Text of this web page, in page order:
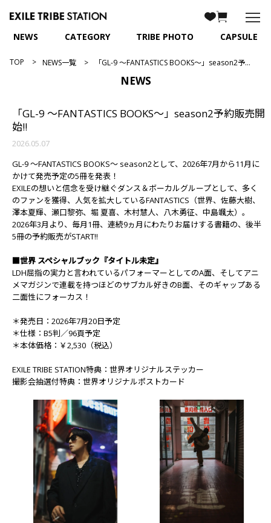
NEWS CATEGORY TRIBE PHOTO CAPSULE
TOP NEWS一覧 「GL-9 ～FANTASTICS BOOKS～」season2予約販売開始!!
NEWS
「GL-9 ～FANTASTICS BOOKS～」season2予約販売開
始!!
2026.05.07
GL-9 ～FANTASTICS BOOKS～ season2として、2026年7月から11月に
かけて発売予定の5冊を発表！
EXILEの想いと信念を受け継ぐダンス＆ボーカルグループとして、多く
のファンを獲得、人気を拡大しているFANTASTICS（世界、佐藤大樹、
澤本夏輝、瀬口黎弥、堀 夏喜、木村慧人、八木勇征、中島颯太）。
2026年3月より、毎月1冊、連続9ヵ月にわたりお届けする書籍の、後半
5冊の予約販売がSTART!!
■世界 スペシャルブック『タイトル未定』
LDH屈指の実力と言われているパフォーマーとしてのA面、そしてアニ
メマガジンで連載を持つほどのサブカル好きのB面、そのギャップある
二面性にフォーカス！
＊発売日：2026年7月20日予定
＊仕様：B5判／96頁予定
＊本体価格：￥2,530（税込）
EXILE TRIBE STATION特典：世界オリジナルステッカー
撮影会抽選付特典：世界オリジナルポストカード